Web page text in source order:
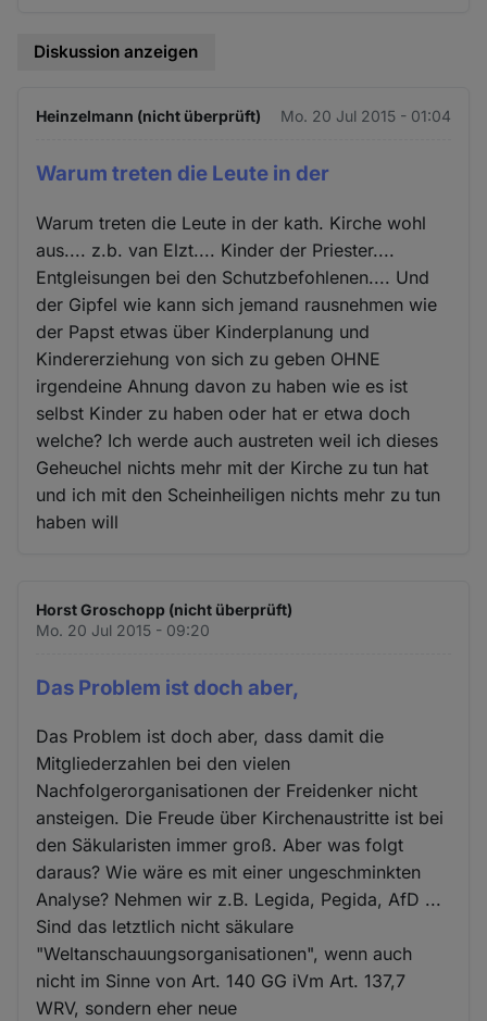
Diskussion anzeigen
Heinzelmann (nicht überprüft) Mo. 20 Jul 2015 - 01:04
Warum treten die Leute in der
Warum treten die Leute in der kath. Kirche wohl
aus.... z.b. van Elzt.... Kinder der Priester....
Entgleisungen bei den Schutzbefohlenen.... Und
der Gipfel wie kann sich jemand rausnehmen wie
der Papst etwas über Kinderplanung und
Kindererziehung von sich zu geben OHNE
irgendeine Ahnung davon zu haben wie es ist
selbst Kinder zu haben oder hat er etwa doch
welche? Ich werde auch austreten weil ich dieses
Geheuchel nichts mehr mit der Kirche zu tun hat
und ich mit den Scheinheiligen nichts mehr zu tun
haben will
Horst Groschopp (nicht überprüft)
Mo. 20 Jul 2015 - 09:20
Das Problem ist doch aber,
Das Problem ist doch aber, dass damit die
Mitgliederzahlen bei den vielen
Nachfolgerorganisationen der Freidenker nicht
ansteigen. Die Freude über Kirchenaustritte ist bei
den Säkularisten immer groß. Aber was folgt
daraus? Wie wäre es mit einer ungeschminkten
Analyse? Nehmen wir z.B. Legida, Pegida, AfD ...
Sind das letztlich nicht säkulare
"Weltanschauungsorganisationen", wenn auch
nicht im Sinne von Art. 140 GG iVm Art. 137,7
WRV, sondern eher neue